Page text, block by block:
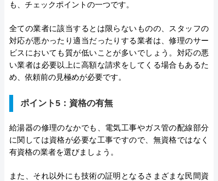
も、チェックポイントの一つです。
全ての業者に該当するとは限らないものの、スタッフの
対応が悪かったり適当だったりする業者は、修理のサー
ビスにおいても質が低いことが多いでしょう。対応の悪
い業者は必要以上に高額な請求をしてくる場合もあるた
め、依頼前の見極めが必要です。
ポイント5：資格の有無
給湯器の修理のなかでも、電気工事やガス管の配線部分
に関しては資格が必要な工事ですので、無資格ではなく
有資格の業者を選びましょう。
また、それ以外にも技術の証明となるさまざまな民間資